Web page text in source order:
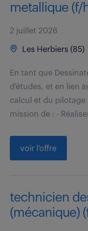
metallique (f/
2 juillet 2026
Les Herbiers (85)
En tant que
d'études, et en lien
calcul et du pilotage
mission de : -
voir l'offre
technicien
(mécanique)